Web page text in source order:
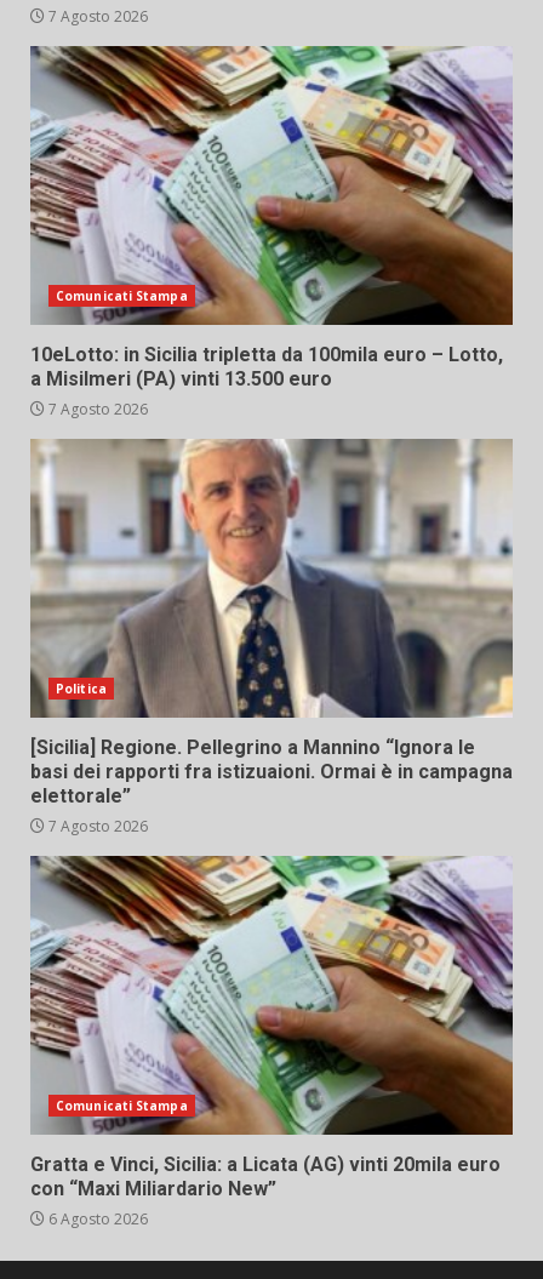
7 Agosto 2026
Comunicati Stampa
10eLotto: in Sicilia tripletta da 100mila euro – Lotto,
a Misilmeri (PA) vinti 13.500 euro
7 Agosto 2026
Politica
[Sicilia] Regione. Pellegrino a Mannino “Ignora le
basi dei rapporti fra istizuaioni. Ormai è in campagna
elettorale”
7 Agosto 2026
Comunicati Stampa
Gratta e Vinci, Sicilia: a Licata (AG) vinti 20mila euro
con “Maxi Miliardario New”
6 Agosto 2026